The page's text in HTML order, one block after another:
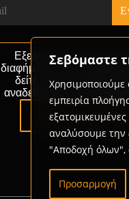
Σεβόμαστε
Χρησιμοποιούμε
εμπειρία
αναλύσουμε την
"Αποδοχή όλων",
Προσαρμογή
Εξερευνήστε τις
διαφήμισης που
δείτε πώς μπορούμε
αναδείξουμε την
Partner with us